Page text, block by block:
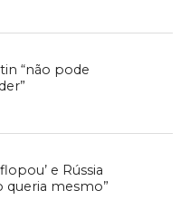
“não pode
e Rússia
queria mesmo”